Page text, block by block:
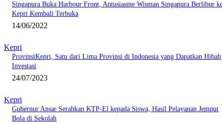
Singapura Buka Harbour Front, Antusiasme Wisman Singapura Berlibur
Kepri Kembali Terbuka
14/06/2022
Kepri
ProvinsiKepri, Satu dari Lima Provinsi di Indonesia yang Dapatkan Hibah
Investasi
24/07/2023
Kepri
Gubernur Ansar Serahkan KTP-El kepada Siswa, Hasil Pelayanan Jemput
Bola di Sekolah